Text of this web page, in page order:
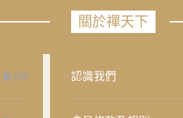
658
關於禪天下
認識我們